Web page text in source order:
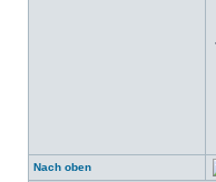
Nach oben